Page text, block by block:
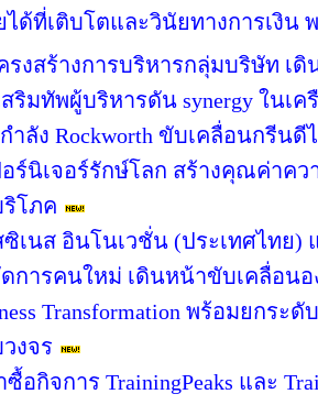
ด้ที่เติบโตและวินัยทางการเงิน
รงสร้างการบริหารกลุ่มบริษัท เ
ริมทัพผู้บริหารดัน synergy ในเค
กำลัง Rockworth ขับเคลื่อนกรี
นิเจอร์รักษ์โลก สร้างคุณค่าคว
โภค
เนส อินโนเวชั่น (ประเทศไทย)
การคนใหม่ เดินหน้าขับเคลื่อนอ
Transformation พร้อมยก
งจร
อกิจการ TrainingPeaks และ